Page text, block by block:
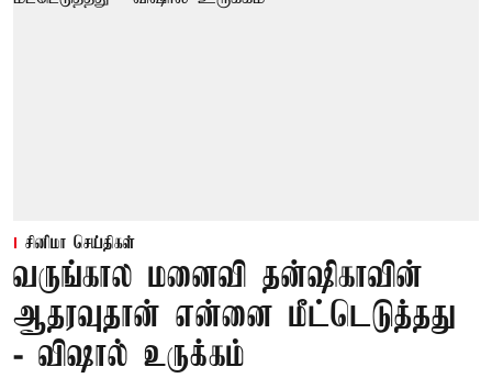
சினிமா செய்திகள்
வருங்கால மனைவி தன்ஷிகாவின்
ஆதரவுதான் என்னை மீட்டெடுத்தது
- விஷால் உருக்கம்